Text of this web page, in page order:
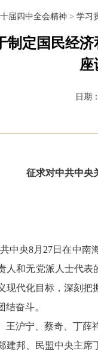
届四中全会精神 > 学习
制定国民经
座
日期
征求对中共中央
中央8月27日在中
人和无党派人士代
现代化目标，深刻
奋斗。
王沪宁、蔡奇、丁薛
建邦、民盟中央主